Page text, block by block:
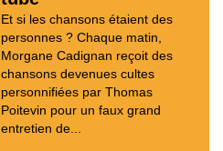
Et si les chansons étaient des
personnes ? Chaque matin,
Morgane Cadignan reçoit des
chansons devenues cultes
personnifiées par Thomas
Poitevin pour un faux grand
entretien de...